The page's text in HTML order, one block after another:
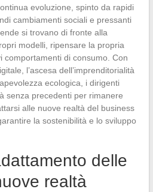
evoluzione, spinto da rapidi
cambiamenti sociali e pressanti
si trovano di fronte alla
modelli, ripensare la propria
comportamenti di consumo. Con
l’ascesa dell’imprenditorialità
ecologica, i dirigenti
senza precedenti per rimanere
alle nuove realtà del business
la sostenibilità e lo sviluppo
delle
realtà